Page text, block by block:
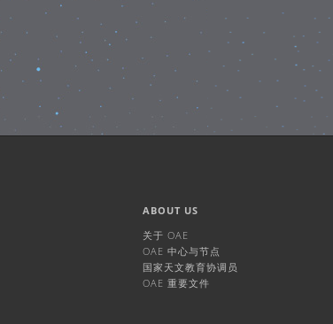
ABOUT US
关于 OAE
OAE 中心与节点
国家天文教育协调员
OAE 重要文件